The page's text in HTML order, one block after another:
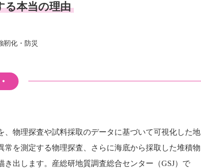
る本当の理由
靭化・防災
物理探査や試料採取のデータに基づいて可視化した地
を測定する物理探査、さらに海底から採取した堆積物
出します。産総研地質調査総合センター（GSJ）で